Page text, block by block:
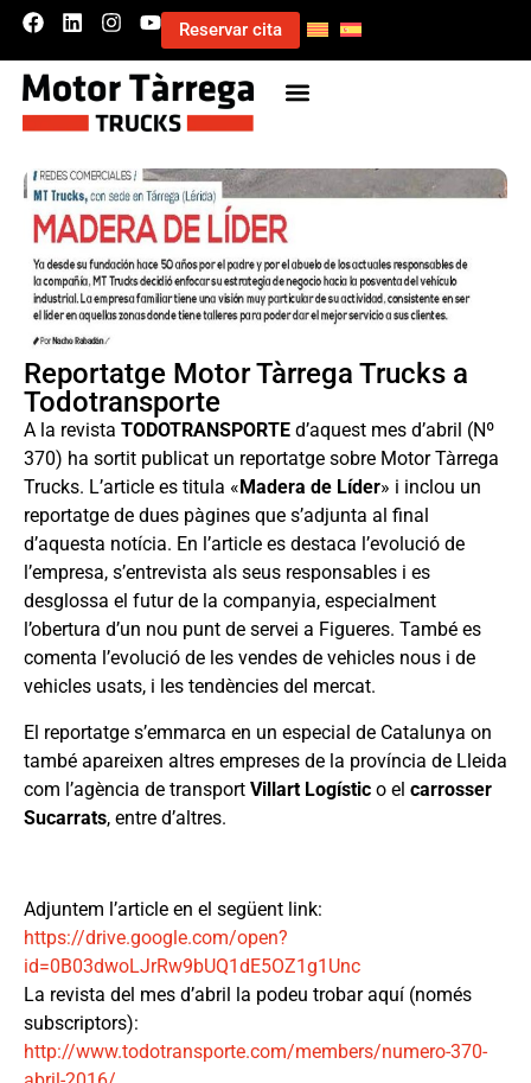
Reservar cita
Reportatge Motor Tàrrega Trucks a
Todotransporte
A la revista TODOTRANSPORTE d’aquest mes d’abril (Nº
370) ha sortit publicat un reportatge sobre Motor Tàrrega
Trucks. L’article es titula « Madera de Líder» i inclou un
reportatge de dues pàgines que s’adjunta al final
d’aquesta notícia. En l’article es destaca l’evolució de
l’empresa, s’entrevista als seus responsables i es
desglossa el futur de la companyia, especialment
l’obertura d’un nou punt de servei a Figueres. També es
comenta l’evolució de les vendes de vehicles nous i de
vehicles usats, i les tendències del mercat.
El reportatge s’emmarca en un especial de Catalunya on
també apareixen altres empreses de la província de Lleida
com l’agència de transport Villart Logístic o el carrosser
Sucarrats, entre d’altres.
Adjuntem l’article en el següent link:
https://drive.google.com/open?
id=0B03dwoLJrRw9bUQ1dE5OZ1g1Unc
La revista del mes d’abril la podeu trobar aquí (només
subscriptors):
http://www.todotransporte.com/members/numero-370-